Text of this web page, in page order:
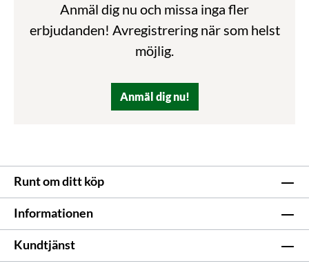
Anmäl dig nu och missa inga fler
erbjudanden! Avregistrering när som helst
möjlig.
Anmäl dig nu!
Runt om ditt köp
Informationen
Kundtjänst